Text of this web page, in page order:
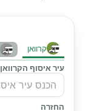
קרוואן
עיר איסוף הקרוואן
החזרה